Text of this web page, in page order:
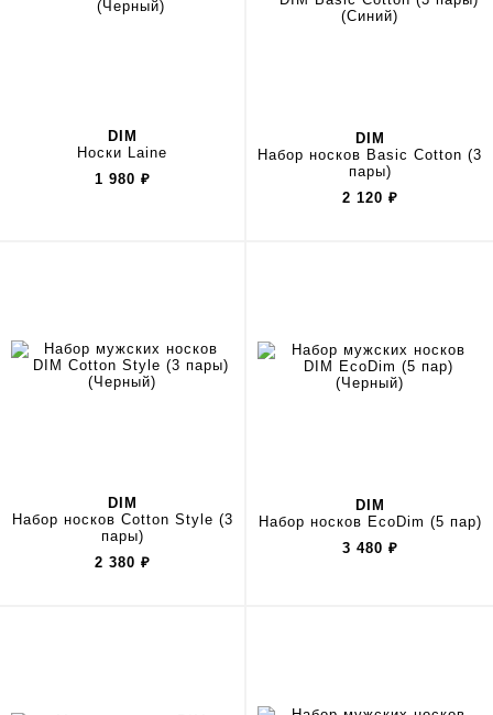
DIM
Носки Laine
1 980 ₽
DIM
Набор носков Basic Cotton (3
пары)
2 120 ₽
DIM
Набор носков Cotton Style (3
пары)
2 380 ₽
DIM
Набор носков EcoDim (5 пар)
3 480 ₽